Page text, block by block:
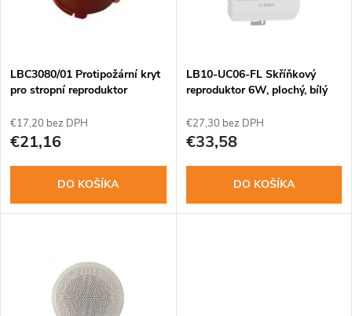
e
p
r
o
s
p
r
d
LBC3080/01 Protipožární kryt
pro stropní reproduktor
€17,20 bez DPH
€21,16
DO KOŠÍKA
LB10-UC06-FL Skříňkový
reproduktor 6W, plochý, bílý
€27,30 bez DPH
€33,58
DO KOŠÍKA